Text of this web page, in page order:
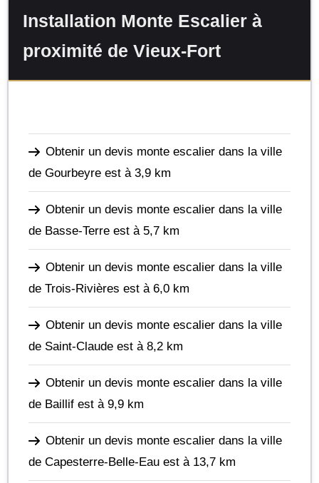
Installation Monte Escalier à
proximité de Vieux-Fort
Obtenir un devis monte escalier dans la ville
de Gourbeyre est à 3,9 km
Obtenir un devis monte escalier dans la ville
de Basse-Terre est à 5,7 km
Obtenir un devis monte escalier dans la ville
de Trois-Rivières est à 6,0 km
Obtenir un devis monte escalier dans la ville
de Saint-Claude est à 8,2 km
Obtenir un devis monte escalier dans la ville
de Baillif est à 9,9 km
Obtenir un devis monte escalier dans la ville
de Capesterre-Belle-Eau est à 13,7 km